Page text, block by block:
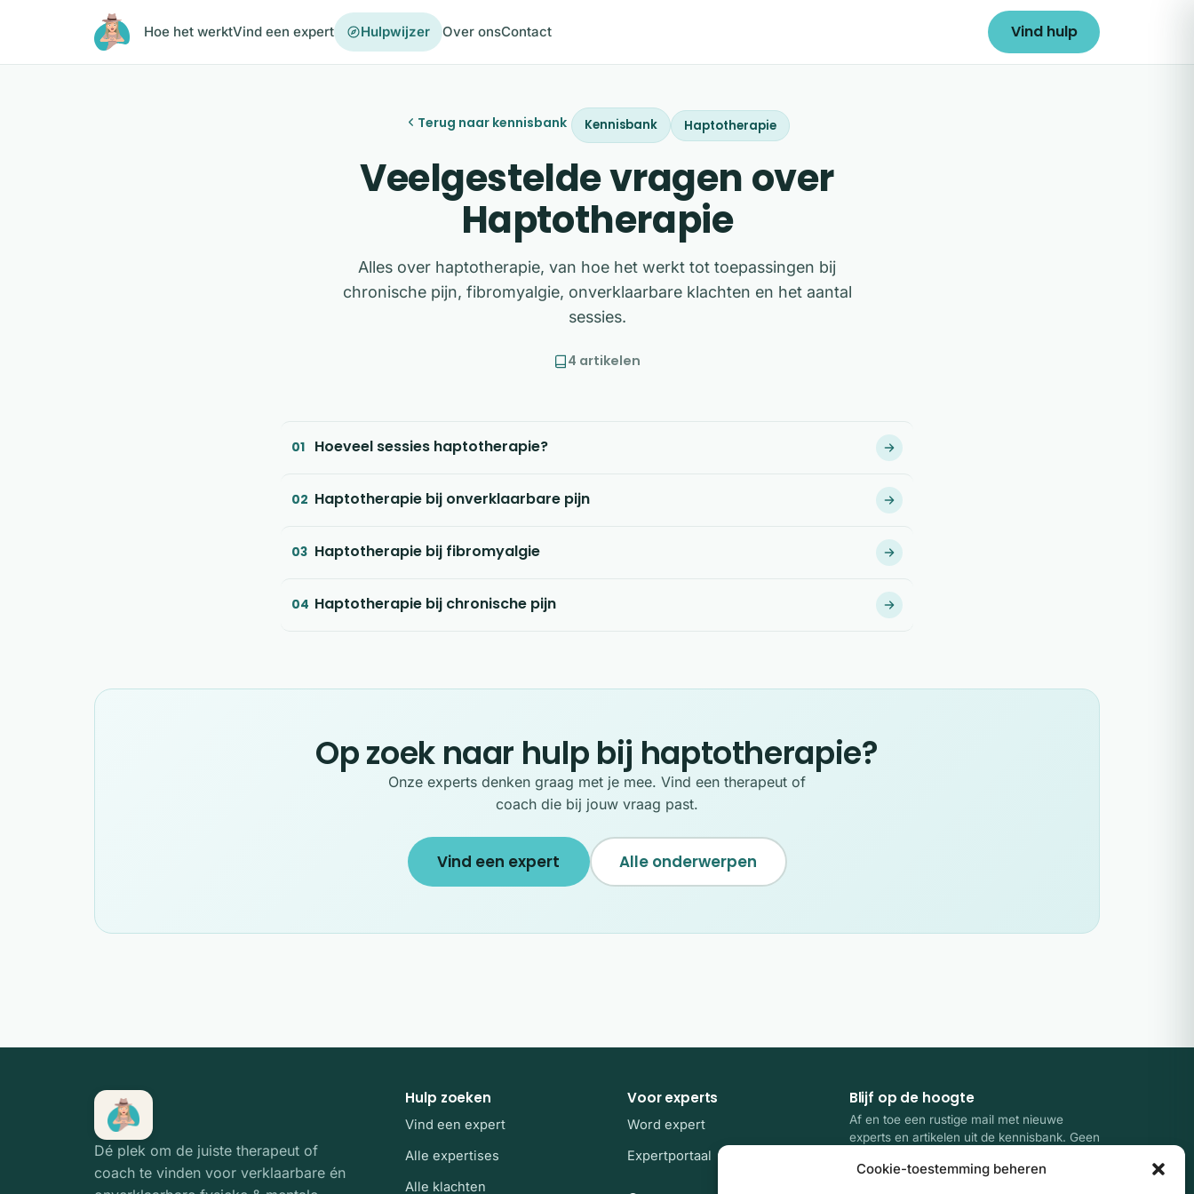
Cookie-toestemming beheren
Ga naar de inhoud
Hoe het werktVind een expert Hulpwijzer Over onsContact Vind hulp
Terug naar kennisbank Kennisbank Haptotherapie
Veelgestelde vragen over
Haptotherapie
Alles over haptotherapie, van hoe het werkt tot toepassingen bij
chronische pijn, fibromyalgie, onverklaarbare klachten en het aantal
sessies.
4 artikelen
01 Hoeveel sessies haptotherapie?
02 Haptotherapie bij onverklaarbare pijn
03 Haptotherapie bij fibromyalgie
04 Haptotherapie bij chronische pijn
Op zoek naar hulp bij haptotherapie?
Onze experts denken graag met je mee. Vind een therapeut of
coach die bij jouw vraag past.
Vind een expert Alle onderwerpen
Dé plek om de juiste therapeut of
coach te vinden voor verklaarbare én
Hulp zoeken
Vind een expert
Alle expertises
Alle klachten
Voor experts
Word expert
Expertportaal
Blijf op de hoogte
Af en toe een rustige mail met nieuwe
experts en artikelen uit de kennisbank. Geen